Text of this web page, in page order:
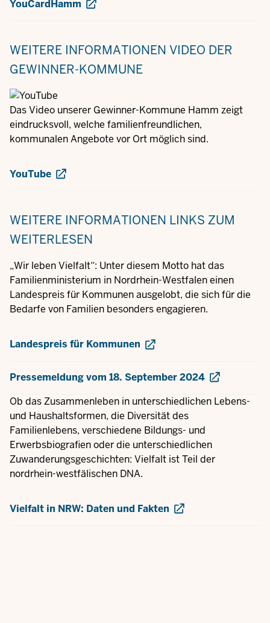
YouCardHamm
WEITERE INFORMATIONEN VIDEO DER
GEWINNER-KOMMUNE
Das Video unserer Gewinner-Kommune Hamm zeigt
eindrucksvoll, welche familienfreundlichen,
kommunalen Angebote vor Ort möglich sind.
YouTube
WEITERE INFORMATIONEN LINKS ZUM
WEITERLESEN
„Wir leben Vielfalt“: Unter diesem Motto hat das
Familienministerium in Nordrhein-Westfalen einen
Landespreis für Kommunen ausgelobt, die sich für die
Bedarfe von Familien besonders engagieren.
Landespreis für Kommunen
Pressemeldung vom 18. September 2024
Ob das Zusammenleben in unterschiedlichen Lebens-
und Haushaltsformen, die Diversität des
Familienlebens, verschiedene Bildungs- und
Erwerbsbiografien oder die unterschiedlichen
Zuwanderungsgeschichten: Vielfalt ist Teil der
nordrhein-westfälischen DNA.
Vielfalt in NRW: Daten und Fakten